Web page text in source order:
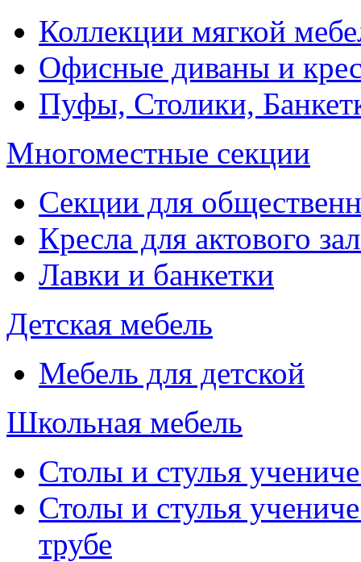
Коллекции мягкой
Офисные диваны и
Пуфы, Столики,
Многоместные секции
Секции для
Кресла для актового
Лавки и банкетки
Детская мебель
Мебель для детской
Школьная мебель
Столы и стулья
Столы и стулья
трубе